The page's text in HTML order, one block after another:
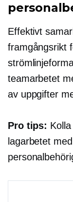
Effektivt
framgångsrikt
teamarbetet
av uppgifter
Pro tips:
lagarbetet